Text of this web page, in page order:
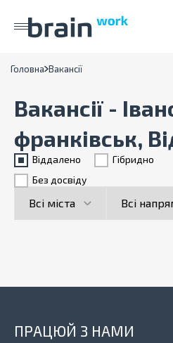
Головна Вакансії
Вакансії -
франківськ,
Віддалено
Гiбридно
Без досвіду
ПРАЦЮЙ З НАМИ